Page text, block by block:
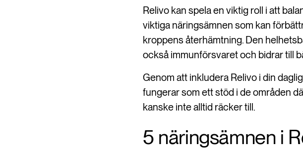
Relivo kan spela en viktig roll i att
viktiga näringsämnen som kan
kroppens återhämtning. Den
också immunförsvaret och bidrar till
Genom att inkludera Relivo i din
fungerar som ett stöd i de områden
kanske inte alltid räcker till.
5 näringsämnen i